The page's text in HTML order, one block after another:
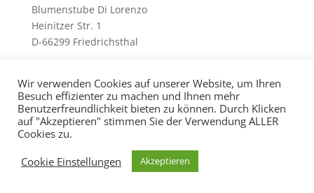
Blumenstube Di Lorenzo
Heinitzer Str. 1
D-66299 Friedrichsthal
Impressum
Wir verwenden Cookies auf unserer Website, um Ihren
Besuch effizienter zu machen und Ihnen mehr
Benutzerfreundlichkeit bieten zu können. Durch Klicken
auf "Akzeptieren" stimmen Sie der Verwendung ALLER
Cookies zu.
Cookie Einstellungen
Akzeptieren